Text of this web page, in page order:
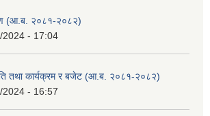
(आ.ब. २०८१-२०८२)
2024 - 17:04
तथा कार्यक्रम र बजेट (आ.ब. २०८१-२०८२)
2024 - 16:57